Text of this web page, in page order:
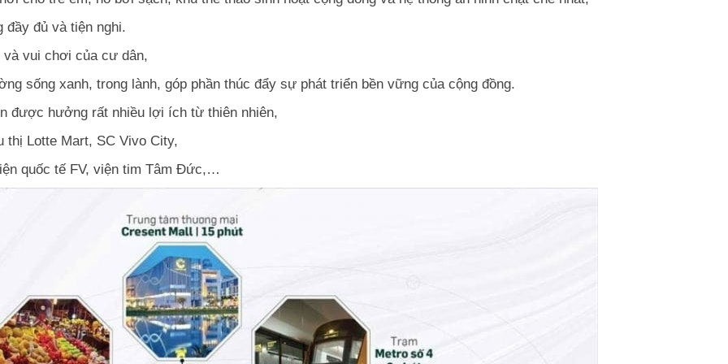
đầy đủ và tiện nghi.
vui chơi của cư dân,
sống xanh, trong lành, góp phần thúc đẩy sự phát triển bền vững của cộng đồng.
được hưởng rất nhiều lợi ích từ thiên nhiên,
thị Lotte Mart, SC Vivo City,
quốc tế FV, viện tim Tâm Đức,…